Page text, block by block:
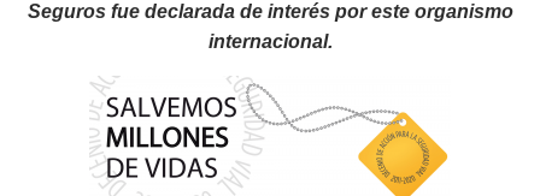
Seguros fue declarada de interés por este organismo
internacional.